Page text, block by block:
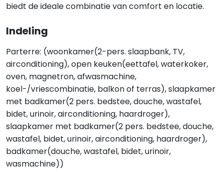
biedt de ideale combinatie van comfort en locatie.
Indeling
Parterre: (woonkamer(2-pers. slaapbank, TV,
airconditioning), open keuken(eettafel, waterkoker,
oven, magnetron, afwasmachine,
koel-/vriescombinatie, balkon of terras), slaapkamer
met badkamer(2 pers. bedstee, douche, wastafel,
bidet, urinoir, airconditioning, haardroger),
slaapkamer met badkamer(2 pers. bedstee, douche,
wastafel, bidet, urinoir, airconditioning, haardroger),
badkamer(douche, wastafel, bidet, urinoir,
wasmachine))